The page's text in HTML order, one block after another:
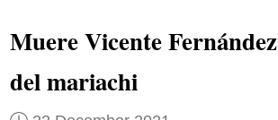
Muere Vicente
del mariachi